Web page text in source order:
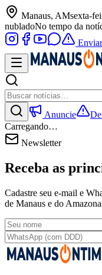
Manaus, AMsexta-
nubladoNo tempo da
Anuncie
Carregando…
Newsletter
Receba as
Cadastre seu e-mail e
de Manaus e do